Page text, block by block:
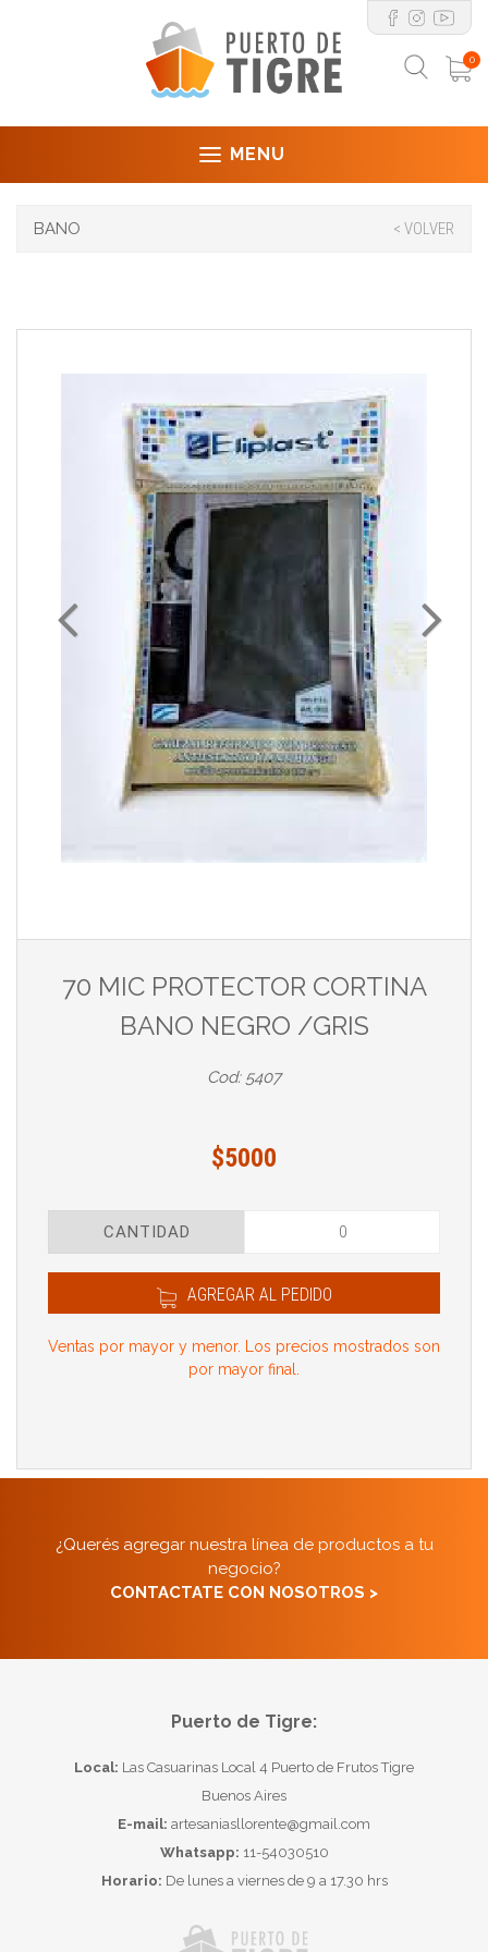
0
MENU
BANO < VOLVER
70 MIC PROTECTOR CORTINA
BANO NEGRO /GRIS
Cod: 5407
$5000
CANTIDAD
AGREGAR AL PEDIDO
Ventas por mayor y menor. Los precios mostrados son
por mayor final.
¿Querés agregar nuestra línea de productos a tu
negocio?
CONTACTATE CON NOSOTROS >
Puerto de Tigre:
Local: Las Casuarinas Local 4 Puerto de Frutos Tigre
Buenos Aires
E-mail: artesaniasllorente@gmail.com
Whatsapp: 11-54030510
Horario: De lunes a viernes de 9 a 17.30 hrs